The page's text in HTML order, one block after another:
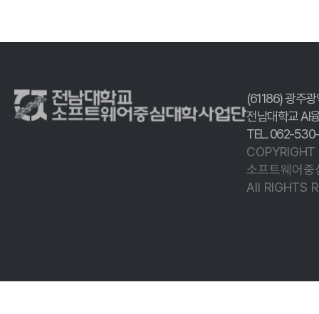
(61186) 광주
전남대학교 AI
TEL. 062-
소프트웨어중
All RIGHTS